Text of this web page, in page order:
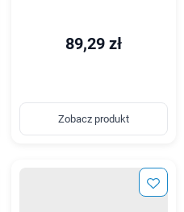
89,29 zł
Zobacz produkt